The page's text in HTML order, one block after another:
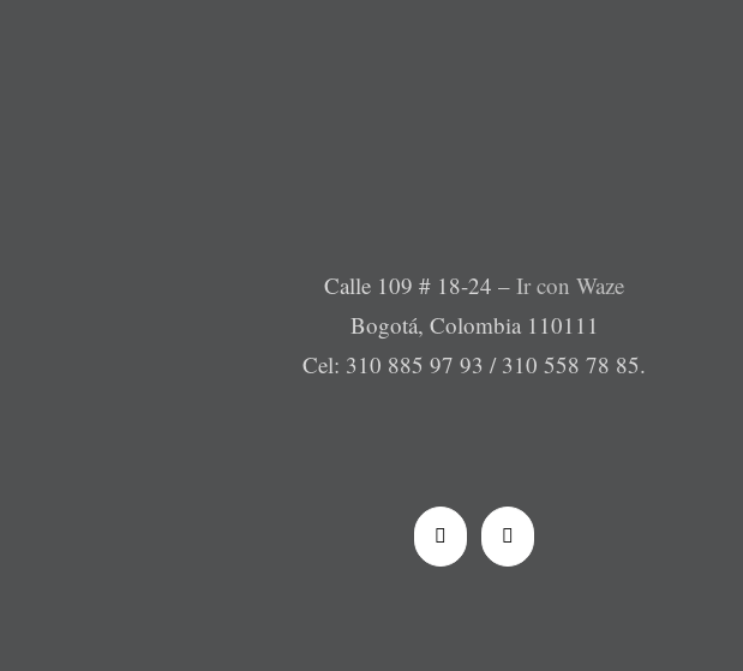
Calle 109 # 18-24 – Ir con Waze
Bogotá, Colombia 110111
Cel: 310 885 97 93 / 310 558 78 85.